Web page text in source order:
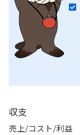
収支
売上/コスト/利益